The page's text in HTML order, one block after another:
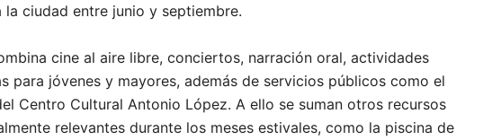
ciudad entre junio y septiembre.
cine al aire libre, conciertos, narración oral, actividades
para jóvenes y mayores, además de servicios públicos como el
Centro Cultural Antonio López. A ello se suman otros recursos
relevantes durante los meses estivales, como la piscina de